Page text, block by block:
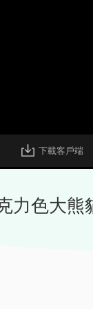
下載客戶端
力色大熊